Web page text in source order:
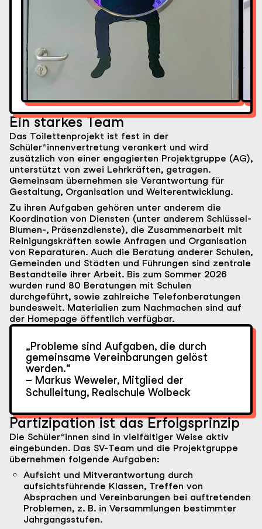
Ein starkes Team
Das Toilettenprojekt ist fest in der
Schüler*innenvertretung verankert und wird
zusätzlich von einer engagierten Projektgruppe (AG),
unterstützt von zwei Lehrkräften, getragen.
Gemeinsam übernehmen sie Verantwortung für
Gestaltung, Organisation und Weiterentwicklung.
Zu ihren Aufgaben gehören unter anderem die
Koordination von Diensten (unter anderem Schlüssel-
Blumen-, Präsenzdienste), die Zusammenarbeit mit
Reinigungskräften sowie Anfragen und Organisation
von Reparaturen. Auch die Beratung anderer Schulen,
Gemeinden und Städten und Führungen sind zentrale
Bestandteile ihrer Arbeit. Bis zum Sommer 2026
wurden rund 80 Beratungen mit Schulen
durchgeführt, sowie zahlreiche Telefonberatungen
bundesweit. Materialien zum Nachmachen sind auf
der Homepage öffentlich verfügbar.
„Probleme sind Aufgaben, die durch
gemeinsame Vereinbarungen gelöst
werden.“
– Markus Weweler, Mitglied der
Schulleitung, Realschule Wolbeck
Partizipation ist das Erfolgsprinzip
Die Schüler*innen sind in vielfältiger Weise aktiv
eingebunden. Das SV-Team und die Projektgruppe
übernehmen folgende Aufgaben:
Aufsicht und Mitverantwortung durch
aufsichtsführende Klassen, Treffen von
Absprachen und Vereinbarungen bei auftretenden
Problemen, z. B. in Versammlungen bestimmter
Jahrgangsstufen.